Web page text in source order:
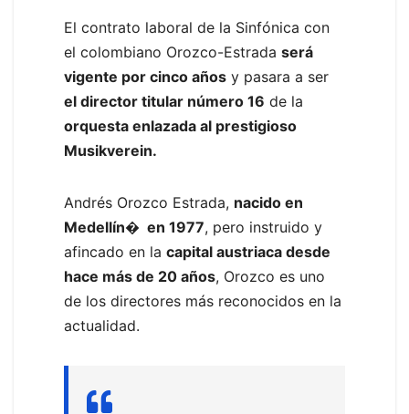
El contrato laboral de la Sinfónica con
el colombiano Orozco-Estrada será
vigente por cinco años y pasara a ser
el director titular número 16 de la
orquesta enlazada al prestigioso
Musikverein.
Andrés Orozco Estrada, nacido en
Medellín� en 1977, pero instruido y
afincado en la capital austriaca desde
hace más de 20 años, Orozco es uno
de los directores más reconocidos en la
actualidad.